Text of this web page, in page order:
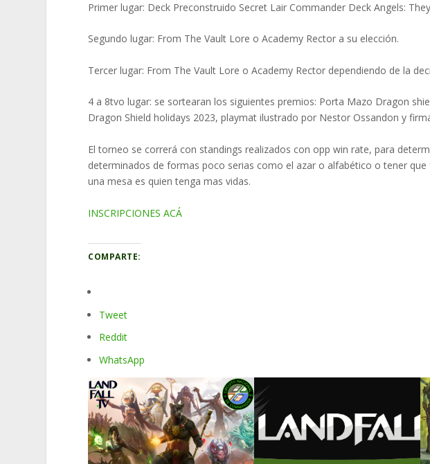
Primer lugar: Deck Preconstruido Secret Lair Commander Deck Angels:
Segundo lugar: From The Vault Lore o Academy Rector a su elección.
Tercer lugar: From The Vault Lore o Academy Rector dependiendo de la
4 a 8tvo lugar: se sortearan los siguientes premios: Porta Mazo Dragon
Dragon Shield holidays 2023, playmat ilustrado por Nestor Ossandon y
El torneo se correrá con standings realizados con opp win rate, para
determinados de formas poco serias como el azar o alfabético o tener
una mesa es quien tenga mas vidas.
INSCRIPCIONES ACÁ
COMPARTE:
Tweet
Reddit
WhatsApp